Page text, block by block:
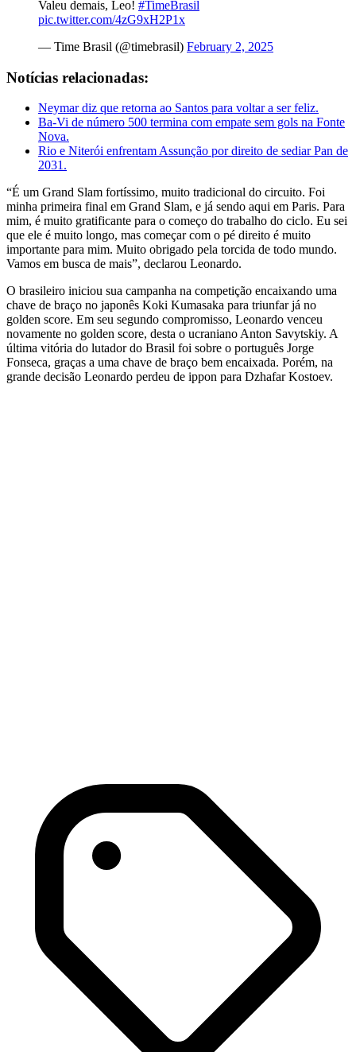
Valeu demais, Leo! #TimeBrasil
pic.twitter.com/4zG9xH2P1x
— Time Brasil (@timebrasil) February 2, 2025
Notícias relacionadas:
Neymar diz que retorna ao Santos para voltar a ser feliz.
Ba-Vi de número 500 termina com empate sem gols na Fonte
Nova.
Rio e Niterói enfrentam Assunção por direito de sediar Pan de
2031.
“É um Grand Slam fortíssimo, muito tradicional do circuito. Foi
minha primeira final em Grand Slam, e já sendo aqui em Paris. Para
mim, é muito gratificante para o começo do trabalho do ciclo. Eu sei
que ele é muito longo, mas começar com o pé direito é muito
importante para mim. Muito obrigado pela torcida de todo mundo.
Vamos em busca de mais”, declarou Leonardo.
O brasileiro iniciou sua campanha na competição encaixando uma
chave de braço no japonês Koki Kumasaka para triunfar já no
golden score. Em seu segundo compromisso, Leonardo venceu
novamente no golden score, desta o ucraniano Anton Savytskiy. A
última vitória do lutador do Brasil foi sobre o português Jorge
Fonseca, graças a uma chave de braço bem encaixada. Porém, na
grande decisão Leonardo perdeu de ippon para Dzhafar Kostoev.